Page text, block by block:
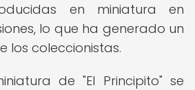
en miniatura en
lo que ha generado un
los coleccionistas.
de "El Principito" se